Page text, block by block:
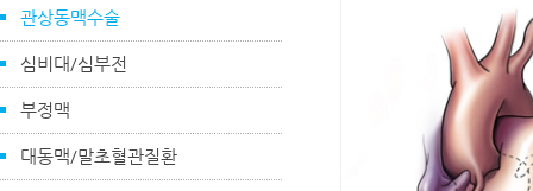
관상동맥수술
심비대/심부전
부정맥
대동맥/말초혈관질환